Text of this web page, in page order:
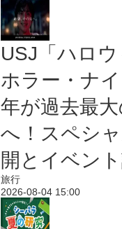
USJ「ハロウ
ホラー・ナ
年が過去最
へ！スペシ
開とイベン
旅行
2026-08-04 15:00